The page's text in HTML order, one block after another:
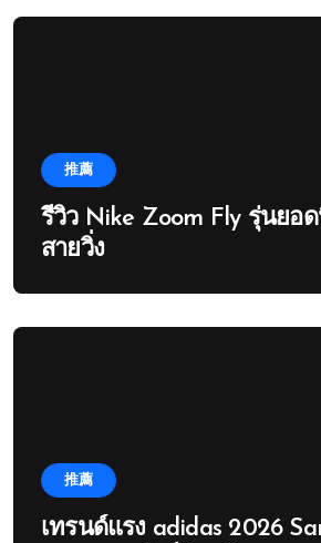
推薦
รีวิว Nike Zoom Fly รุ่นยอ
สายวิ่ง
推薦
เทรนด์แรง adidas 2026